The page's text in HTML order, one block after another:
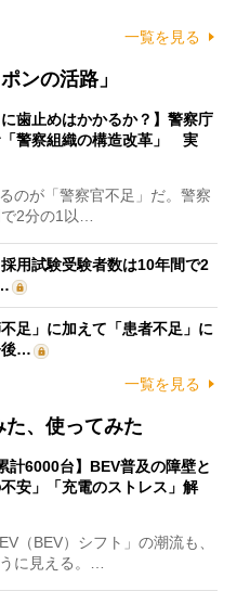
一覧を見る
ンの活路」
に歯止めはかかるか？】警察庁
警察組織の構造改革」 実
のが「警察官不足」だ。警察
で2分の1以…
用試験受験者数は10年間で2
足」に加えて「患者不足」に
後…
一覧を見る
、使ってみた
計6000台】BEV普及の障壁と
安」「充電のストレス」解
（BEV）シフト」の潮流も、
に見える。…